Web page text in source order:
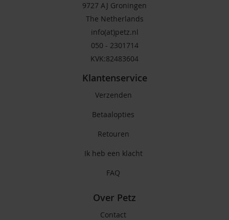
9727 AJ Groningen
The Netherlands
info(at)petz.nl
050 - 2301714
KVK:82483604
Klantenservice
Verzenden
Betaalopties
Retouren
Ik heb een klacht
FAQ
Over Petz
Contact